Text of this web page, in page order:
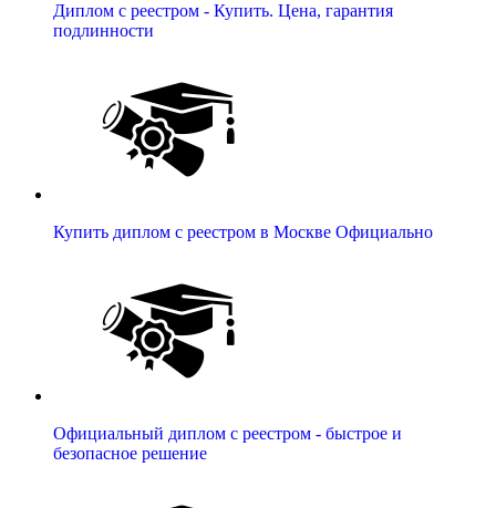
Диплом с реестром - Купить. Цена, гарантия
подлинности
Купить диплом с реестром в Москве Официально
Официальный диплом с реестром - быстрое и
безопасное решение